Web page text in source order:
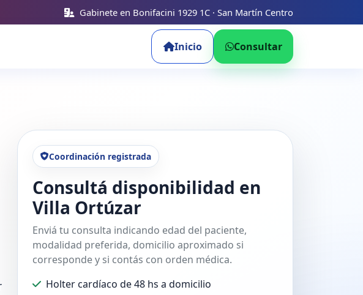
Gabinete en Bonifacini 1929 1C · San Martín Centro
Inicio Consultar
Coordinación registrada
Consultá disponibilidad en
Villa Ortúzar
Enviá tu consulta indicando edad del paciente,
modalidad preferida, domicilio aproximado si
corresponde y si contás con orden médica.
Holter cardíaco de 48 hs a domicilio